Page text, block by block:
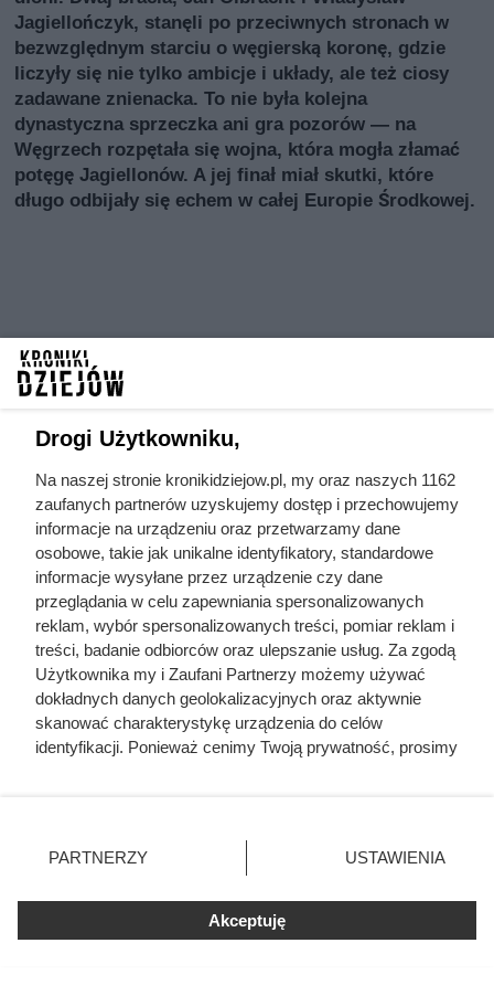
Jagiellończyk, stanęli po przeciwnych stronach w
bezwzględnym starciu o węgierską koronę, gdzie
liczyły się nie tylko ambicje i układy, ale też ciosy
zadawane znienacka. To nie była kolejna
dynastyczna sprzeczka ani gra pozorów — na
Węgrzech rozpętała się wojna, która mogła złamać
potęgę Jagiellonów. A jej finał miał skutki, które
długo odbijały się echem w całej Europie Środkowej.
Wojna Jagiellonów o tron Węgier (1490)
Wojna o tron Węgier: Jagiellonowie w sporze
Jagiellonowie i droga Habsburgów do władzy
(1490)
Drogi Użytkowniku,
Na naszej stronie kronikidziejow.pl, my oraz naszych 1162
zaufanych partnerów uzyskujemy dostęp i przechowujemy
informacje na urządzeniu oraz przetwarzamy dane
osobowe, takie jak unikalne identyfikatory, standardowe
informacje wysyłane przez urządzenie czy dane
przeglądania w celu zapewniania spersonalizowanych
reklam, wybór spersonalizowanych treści, pomiar reklam i
treści, badanie odbiorców oraz ulepszanie usług. Za zgodą
Użytkownika my i Zaufani Partnerzy możemy używać
dokładnych danych geolokalizacyjnych oraz aktywnie
skanować charakterystykę urządzenia do celów
identyfikacji. Ponieważ cenimy Twoją prywatność, prosimy
prywatności znajdujący się w lewym dolnym rogu strony
. Niektóre rodzaje przetwarzania danych nie wymagają
zgody użytkownika, ale masz prawo sprzeciwić się
takiemu przetwarzaniu. Preferencje będą miały
zastosowania tylko na tej witrynie.
PARTNERZY USTAWIENIA
Akceptuję